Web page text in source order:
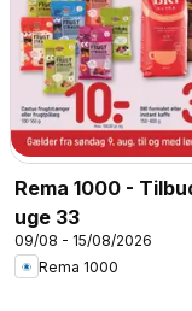
Rema 1000 -
uge 33
09/08 - 15/08/2026
Rema 1000